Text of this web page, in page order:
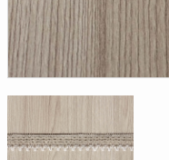
Доверенность на
получение груза
Документы по работе с
персональными данными
Письмо руководителю
Вопросы и ответы